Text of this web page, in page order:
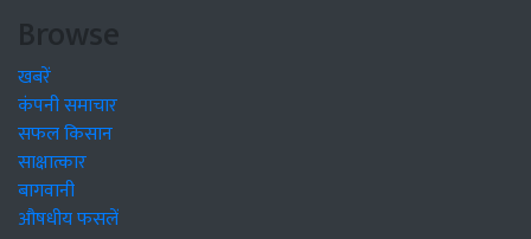
Browse
खबरें
कंपनी समाचार
सफल किसान
साक्षात्कार
बागवानी
औषधीय फसलें